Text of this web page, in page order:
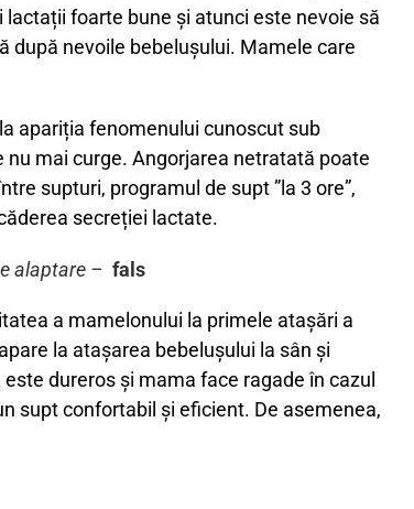
foarte bune și atunci este nevoie să
după nevoile bebelușului. Mamele care
apariția fenomenului cunoscut sub
nu mai curge. Angorjarea netratată poate
supturi, programul de supt ”la 3 ore”,
secreției lactate.
alaptare – fals
a mamelonului la primele atașări a
la atașarea bebelușului la sân și
dureros și mama face ragade în cazul
supt confortabil și eficient. De asemenea,